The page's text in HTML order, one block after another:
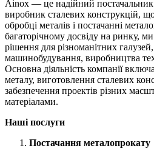
Ainox — це надійний постачальник
виробник сталевих конструкцій, що
обробці металів і постачанні
багаторічному досвіду на ринку,
рішення для різноманітних
машинобудування, виробництва
Основна діяльність компанії
металу, виготовлення сталевих
забезпечення проектів різних
матеріалами.
Наші послуги
Постачання металопрокату